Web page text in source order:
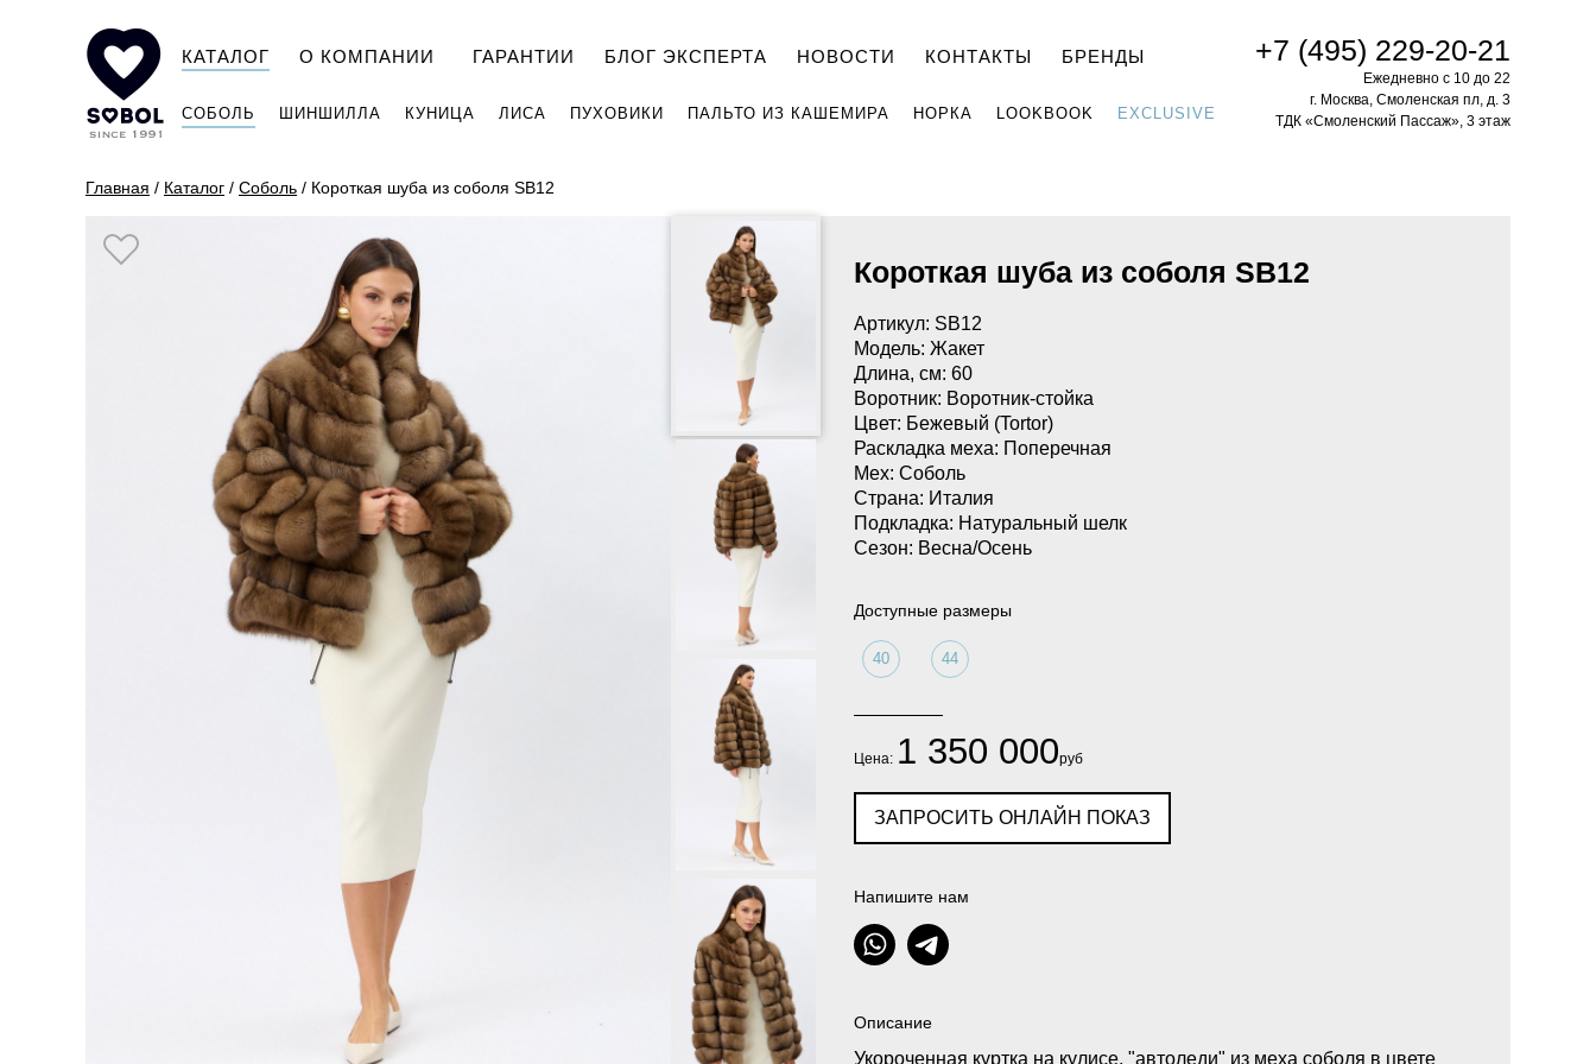
КАТАЛОГ О КОМПАНИИ ГАРАНТИИ БЛОГ ЭКСПЕРТА НОВОСТИ КОНТАКТЫ БРЕНДЫ
СОБОЛЬ ШИНШИЛЛА КУНИЦА ЛИСА ПУХОВИКИ ПАЛЬТО ИЗ КАШЕМИРА НОРКА LOOKBOOK EXCLUSIVE
+7 (495) 229-20-21
Ежедневно с 10 до 22
г. Москва, Смоленская пл, д. 3
ТДК «Смоленский Пассаж», 3 этаж
Главная / Каталог / Соболь / Короткая шуба из соболя SB12
Короткая шуба из соболя SB12
Артикул: SB12
Модель: Жакет
Длина, см: 60
Воротник: Воротник-стойка
Цвет: Бежевый (Tortor)
Раскладка меха: Поперечная
Мех: Соболь
Страна: Италия
Подкладка: Натуральный шелк
Сезон: Весна/Осень
Доступные размеры
40 44
Цена: 1 350 000руб
ЗАПРОСИТЬ ОНЛАЙН ПОКАЗ
Напишите нам
Описание
Укороченная куртка на кулисе, "автоледи" из меха соболя в цвете